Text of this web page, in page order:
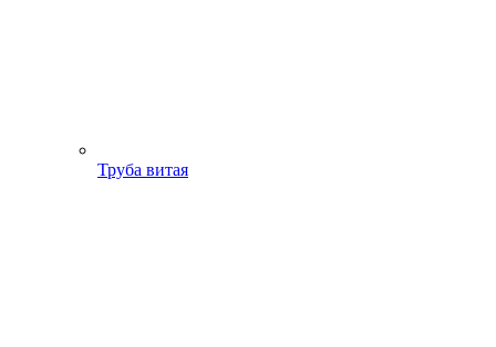
Труба витая